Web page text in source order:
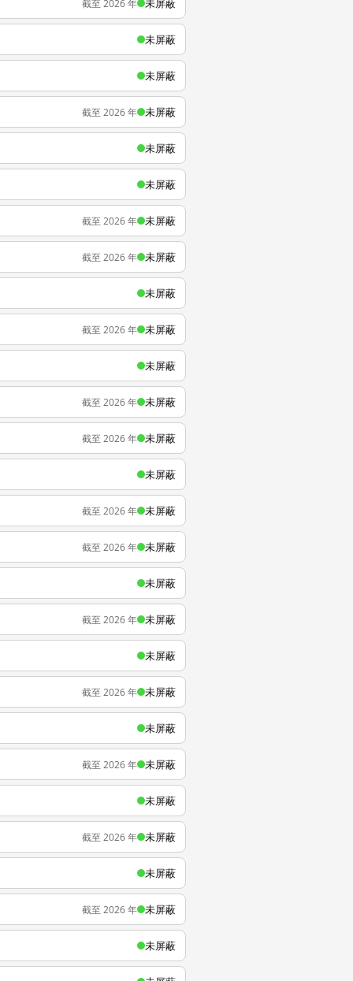
截至 2026 年 未屏蔽
未屏蔽
未屏蔽
截至 2026 年 未屏蔽
未屏蔽
未屏蔽
截至 2026 年 未屏蔽
截至 2026 年 未屏蔽
未屏蔽
截至 2026 年 未屏蔽
未屏蔽
截至 2026 年 未屏蔽
截至 2026 年 未屏蔽
未屏蔽
截至 2026 年 未屏蔽
截至 2026 年 未屏蔽
未屏蔽
截至 2026 年 未屏蔽
未屏蔽
截至 2026 年 未屏蔽
未屏蔽
截至 2026 年 未屏蔽
未屏蔽
截至 2026 年 未屏蔽
未屏蔽
截至 2026 年 未屏蔽
未屏蔽